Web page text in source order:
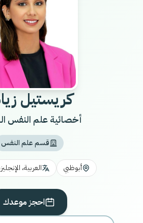
كريستيل
أخصائية علم النفس
قسم علم النفس
أبوظبي العربية،
احجز موعدك